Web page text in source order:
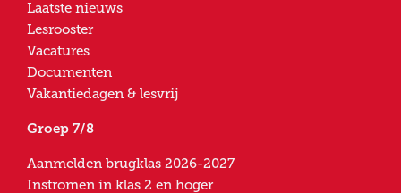
Laatste nieuws
Lesrooster
Vacatures
Documenten
Vakantiedagen & lesvrij
Groep 7/8
Aanmelden brugklas 2026-2027
Instromen in klas 2 en hoger